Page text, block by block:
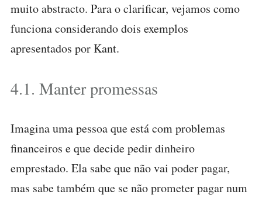
muito abstracto. Para o clarificar, vejamos como
funciona considerando dois exemplos
apresentados por Kant.
4.1. Manter promessas
Imagina uma pessoa que está com problemas
financeiros e que decide pedir dinheiro
emprestado. Ela sabe que não vai poder pagar,
mas sabe também que se não prometer pagar num